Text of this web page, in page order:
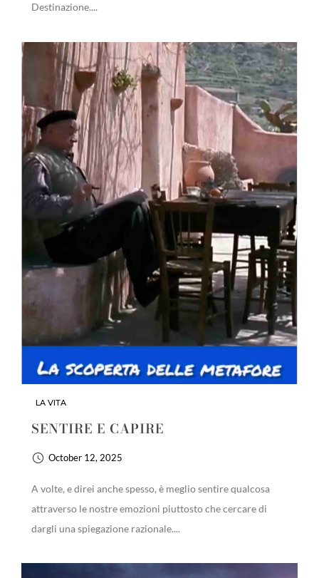
Destinazione....
LA VITA
SENTIRE E CAPIRE
October 12, 2025
A volte, e direi anche spesso, è meglio sentire qualcosa
attraverso le nostre emozioni piuttosto che cercare di
dargli una spiegazione razionale....